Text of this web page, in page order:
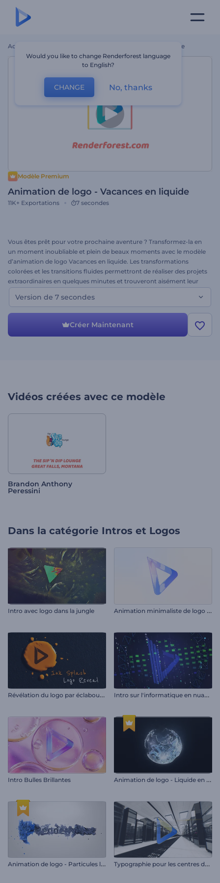
Accueil Animation De Logo - Vacances En Liquide
Modèle Premium
Animation de logo - Vacances en liquide
11K+ Exportations 7 secondes
Vous êtes prêt pour votre prochaine aventure ? Transformez-la en
un moment inoubliable et plein de beaux moments avec le modèle
d’animation de logo Vacances en liquide. Les transformations
colorées et les transitions fluides permettront de réaliser des projets
extraordinaires en quelques minutes et trouveront aisément leur
place dans votre galerie. Option idéale pour les intros de vacances,
les projets familiaux et personnels, les invitations de vacances, les
pour les applications, les blogs et les chaînes YouTube, et bien
Version de 7 secondes
Créer Maintenant
Vidéos créées avec ce modèle
Brandon Anthony
Peressini
Dans la catégorie Intros et Logos
Intro avec logo dans la jungle A
nimation minimaliste de logo d'entreprise
R
évélation du logo par éclaboussure d'encre I
ntro sur l'informatique en nuage et l'hébergement
Intro Bulles Brillantes A
nimation de logo - Liquide en rotation
A
nimation de logo - Particules liquides T
ypographie pour les centres de données
Would you like to change Renderforest language
to English?
CHANGE No, thanks